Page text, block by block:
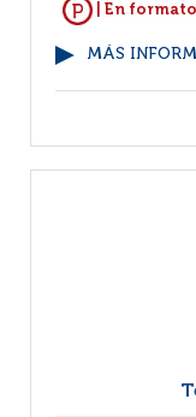
| En
MÁS